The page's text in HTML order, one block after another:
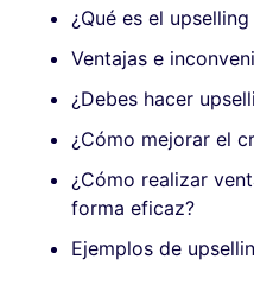
¿Qué es el
Ventajas e
¿Debes hacer
¿Cómo mejorar el
¿Cómo realizar
forma eficaz?
Ejemplos de